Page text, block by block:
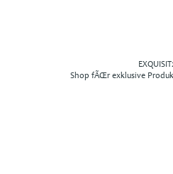
Shop fÃŒr exklusive